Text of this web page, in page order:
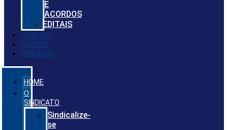
E
ACORDOS
EDITAIS
JURIDICO
CURSOS
DENÚNCIA
HOME
O
SINDICATO
Sindicalize-
se